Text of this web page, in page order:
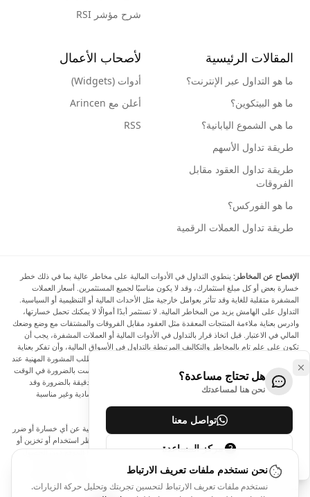
شرح مؤشر RSI
المقالات الرئيسية
ما هو التداول عبر الإنترنت؟
ما هو البيتكوين؟
ما هي الشموع اليابانية؟
طريقة تداول الأسهم
طريقة تداول العقود مقابل
الفروقات
ما هو الفوركس؟
طريقة تداول العملات الرقمية
لأصحاب الأعمال
أدوات (Widgets)
أعلن مع Arincen
RSS
الإفصاح عن المخاطر: ينطوي التداول في الأدوات المالية على مخاطر عالية بما في ذلك خطر
خسارة بعض أو كل مبلغ استثمارك، وقد لا يكون مناسبًا لجميع المستثمرين. أسعار العملات
المشفرة متقلبة للغاية وقد تتأثر بعوامل خارجية مثل الأحداث المالية أو التنظيمية أو السياسية.
التداول على الهامش يزيد من المخاطر المالية. لا تستثمر أبدًا أموالًا لا يمكنك تحمل خسارتها،
وادرس بعناية ملاءمة المنتجات المعقدة مثل العقود مقابل الفروقات والمشتقات مع وضع وضعك
المالي في الاعتبار. قبل اتخاذ قرار بالتداول في الأدوات المالية أو العملات المشفرة، يجب أن
تكون على علم تام بالمخاطر والتكاليف المرتبطة بالتداول في الأسواق المالية، وأن تفكر بعناية
في أهدافك الاستثمارية ومستوى خبرتك ورغبتك في المخاطرة، وأن تطلب المشورة المهنية عند
الحاجة. تود Arincen أن تذكرك بأن البيانات الواردة في هذا الموقع ليست بالضرورة في الوقت
الفعلي وليست دقيقة. البيانات والأسعار الموجودة على الموقع ليست دقيقة بالضرورة وقد
تختلف عن السعر الفعلي في أي سوق معينة، مما يعني أن الأسعار إرشادية وغير مناسبة
لأغراض التداول.
لن يتحمل Arincen وأي مزود للبيانات الواردة في هذا الموقع المسؤولية عن أي خسارة أو ضرر
نتيجة لتداولك، أو اعتمادك على المعلومات الواردة في هذا الموقع. يحظر استخدام أو تخزين أو
إعادة إنتاج أو عرض أو تعديل أو نقل أو توزيع البيانات الموجودة في هذا الموقع دون الحصول
على إذن كتابي صريح مسبق من Arincen و/أو مزود البيانات. جميع حقوق الملكية الفكرية
محفوظة من قبل مقدمي الخدمة و/أو البورصة التي تقدم البيانات الواردة في هذا الموقع. قد
يتم تعويض Arincen من قبل المعلنين الذين يظهرون على الموقع، بناءً على تفاعلك مع
هل تحتاج مساعدة؟
نحن هنا لمساعدتك
تواصل معنا
مركز المساعدة
نحن نستخدم ملفات تعريف الارتباط
نستخدم ملفات تعريف الارتباط لتحسين تجربتك وتحليل حركة الزيارات.